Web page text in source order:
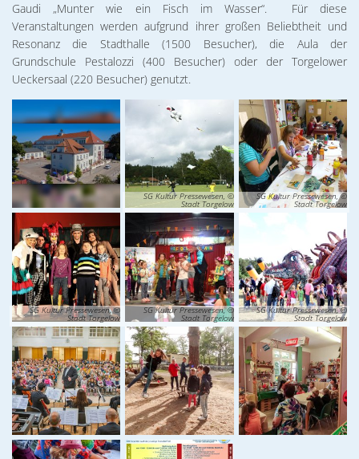
Gaudi „Munter wie ein Fisch im Wasser“. Für diese
Veranstaltungen werden aufgrund ihrer großen Beliebtheit und
Resonanz die Stadthalle (1500 Besucher), die Aula der
Grundschule Pestalozzi (400 Besucher) oder der Torgelower
Ueckersaal (220 Besucher) genutzt.
SG Kultur Pressewesen, ©
Stadt Torgelow
SG Kultur Pressewesen, ©
Stadt Torgelow
SG Kultur Pressewesen, ©
Stadt Torgelow
SG Kultur Pressewesen, ©
Stadt Torgelow
SG Kultur Pressewesen, ©
Stadt Torgelow